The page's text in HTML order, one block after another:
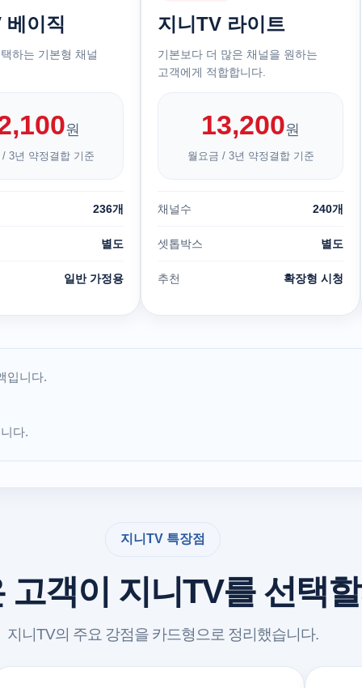
베이직
하는 기본형 채널
원
/ 3년 약정결합 기준
236개
별도
일반 가정용
지니TV 라이트
기본보다 더 많은 채널을 원하는
고객에게 적합합니다.
13,200원
월요금 / 3년 약정결합 기준
채널수 240개
셋톱박스 별도
추천 확장형 시청
입니다.
다.
지니TV 특장점
고객이 지니TV를 선택
지니TV의 주요 강점을 카드형으로 정리했습니다.